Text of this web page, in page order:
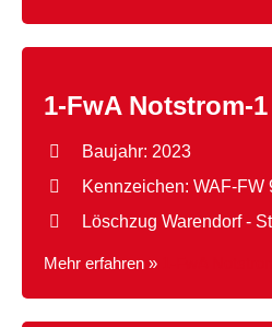
1-FwA Notstrom-1
Baujahr: 2023
Kennzeichen: WAF-FW
Löschzug Warendorf -
Mehr erfahren »